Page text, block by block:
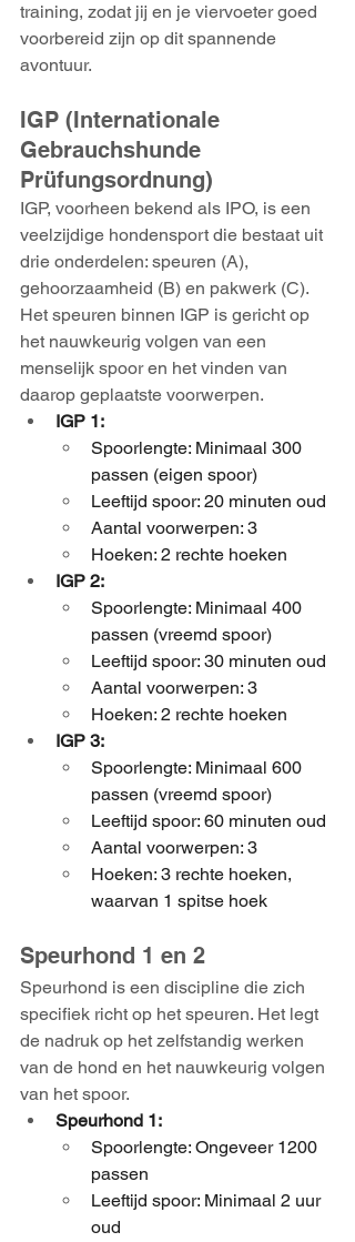
training, zodat jij en je viervoeter goed
voorbereid zijn op dit spannende
avontuur.
IGP (Internationale
Gebrauchshunde
Prüfungsordnung)
IGP, voorheen bekend als IPO, is een
veelzijdige hondensport die bestaat uit
drie onderdelen: speuren (A),
gehoorzaamheid (B) en pakwerk (C).
Het speuren binnen IGP is gericht op
het nauwkeurig volgen van een
menselijk spoor en het vinden van
daarop geplaatste voorwerpen.
IGP 1:
Spoorlengte: Minimaal 300
passen (eigen spoor)
Leeftijd spoor: 20 minuten oud
Aantal voorwerpen: 3
Hoeken: 2 rechte hoeken
IGP 2:
Spoorlengte: Minimaal 400
passen (vreemd spoor)
Leeftijd spoor: 30 minuten oud
Aantal voorwerpen: 3
Hoeken: 2 rechte hoeken
IGP 3:
Spoorlengte: Minimaal 600
passen (vreemd spoor)
Leeftijd spoor: 60 minuten oud
Aantal voorwerpen: 3
Hoeken: 3 rechte hoeken,
waarvan 1 spitse hoek
Speurhond 1 en 2
Speurhond is een discipline die zich
specifiek richt op het speuren. Het legt
de nadruk op het zelfstandig werken
van de hond en het nauwkeurig volgen
van het spoor.
Speurhond 1:
Spoorlengte: Ongeveer 1200
passen
Leeftijd spoor: Minimaal 2 uur
oud